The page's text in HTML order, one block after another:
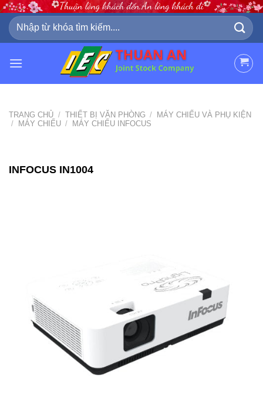
Skip
content
Tìm
kiếm:
TRANG CHỦ / THIẾT BỊ VĂN PHÒNG / MÁY CHIẾU VÀ PHỤ KIỆN
/
MÁY CHIẾU / MÁY CHIẾU INFOCUS
INFOCUS IN1004